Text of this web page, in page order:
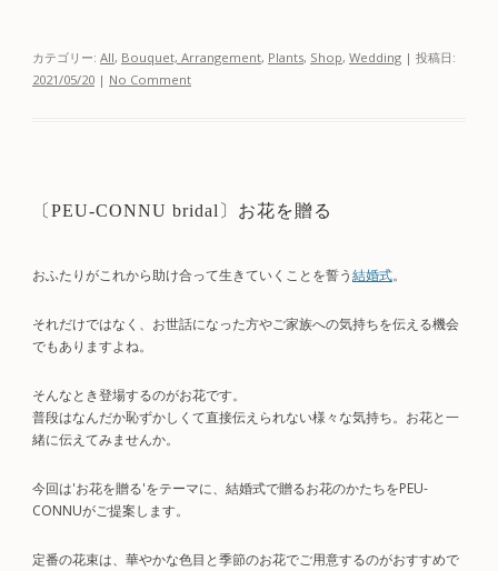
カテゴリー: All, Bouquet, Arrangement, Plants, Shop, Wedding | 投稿日:
2021/05/20 | No Comment
〔PEU-CONNU bridal〕お花を贈る
おふたりがこれから助け合って生きていくことを誓う結婚式。
それだけではなく、お世話になった方やご家族への気持ちを伝える機会
でもありますよね。
そんなとき登場するのがお花です。
普段はなんだか恥ずかしくて直接伝えられない様々な気持ち。お花と一
緒に伝えてみませんか。
今回は'お花を贈る'をテーマに、結婚式で贈るお花のかたちをPEU-
CONNUがご提案します。
定番の花束は、華やかな色目と季節のお花でご用意するのがおすすめで